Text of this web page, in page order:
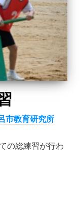
市教育研究所
の総練習が行わ